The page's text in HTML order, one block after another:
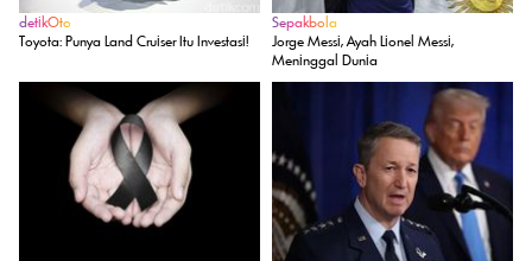
detikOto
Toyota: Punya Land Cruiser Itu Investasi!
Sepakbola
Jorge Messi, Ayah Lionel Messi,
Meninggal Dunia